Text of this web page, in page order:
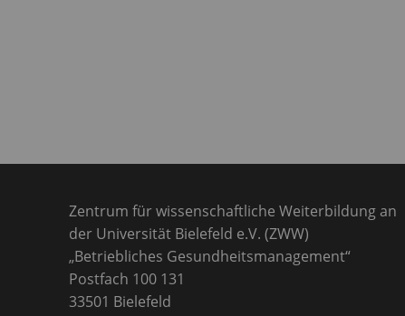
Zentrum für wissenschaftliche Weiterbildung an
der Universität Bielefeld e.V. (ZWW)
„Betriebliches Gesundheitsmanagement“
Postfach 100 131
33501 Bielefeld